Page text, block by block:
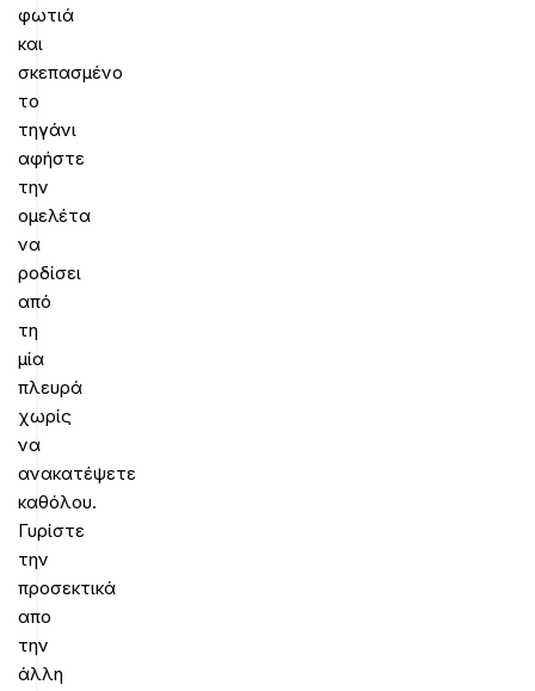
φωτιά
και
σκεπασμένο
το
τηγάνι
αφήστε
την
ομελέτα
να
ροδίσει
από
τη
μία
πλευρά
χωρίς
να
ανακατέψετε
καθόλου.
Γυρίστε
την
προσεκτικά
απο
την
άλλη